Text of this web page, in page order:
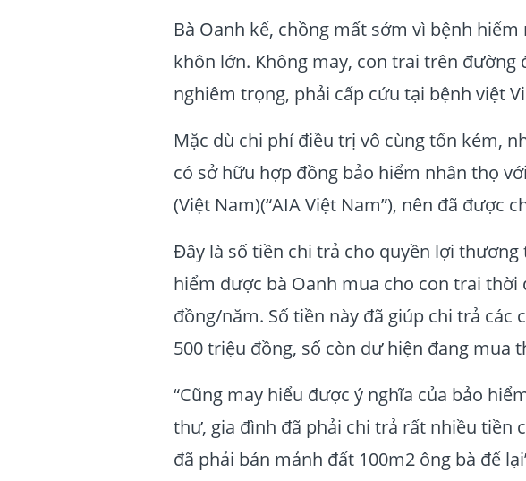
Bà Oanh kể, chồng mất sớm vì bệnh
khôn lớn. Không may, con trai trên đường
nghiêm trọng, phải cấp cứu tại bệnh việt
Mặc dù chi phí điều trị vô cùng tốn kém,
có sở hữu hợp đồng bảo hiểm nhân thọ
(Việt Nam)(“AIA Việt Nam”), nên đã được
Đây là số tiền chi trả cho quyền lợi
hiểm được bà Oanh mua cho con trai
đồng/năm. Số tiền này đã giúp chi trả các
500 triệu đồng, số còn dư hiện đang mua
“Cũng may hiểu được ý nghĩa của bảo
thư, gia đình đã phải chi trả rất nhiều tiền
đã phải bán mảnh đất 100m2 ông bà để